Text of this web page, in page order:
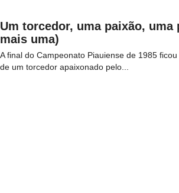
Um torcedor, uma paixão, uma
mais uma)
A final do Campeonato Piauiense de 1985
de um torcedor apaixonado pelo...